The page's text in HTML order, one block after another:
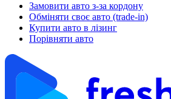
Замовити авто з-за кордону
Обміняти своє авто (trade-in)
Купити авто в лізинг
Порівняти авто